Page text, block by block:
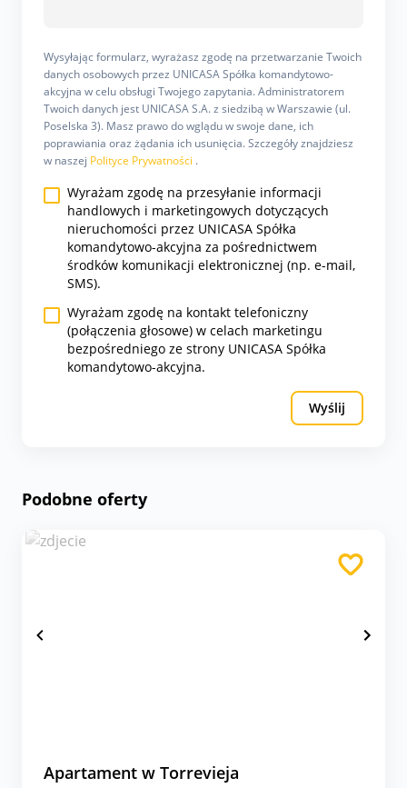
Wysyłając formularz, wyrażasz zgodę na przetwarzanie Twoich
danych osobowych przez UNICASA Spółka komandytowo-
akcyjna w celu obsługi Twojego zapytania. Administratorem
Twoich danych jest UNICASA S.A. z siedzibą w Warszawie (ul.
Poselska 3). Masz prawo do wglądu w swoje dane, ich
poprawiania oraz żądania ich usunięcia. Szczegóły znajdziesz
w naszej Polityce Prywatności .
Wyrażam zgodę na przesyłanie informacji
handlowych i marketingowych dotyczących
nieruchomości przez UNICASA Spółka
komandytowo-akcyjna za pośrednictwem
środków komunikacji elektronicznej (np. e-mail,
SMS).
Wyrażam zgodę na kontakt telefoniczny
(połączenia głosowe) w celach marketingu
bezpośredniego ze strony UNICASA Spółka
komandytowo-akcyjna.
Wyślij
Podobne oferty
Apartament w Torrevieja